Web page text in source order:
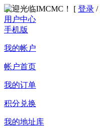
欢迎光临IMCMC！ [ 登录 /
用户中心
手机版
我的帐户
帐户首页
我的订单
积分兑换
我的地址库